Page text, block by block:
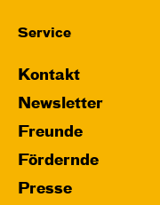
Service
Kontakt
Newsletter
Freunde
Fördernde
Presse